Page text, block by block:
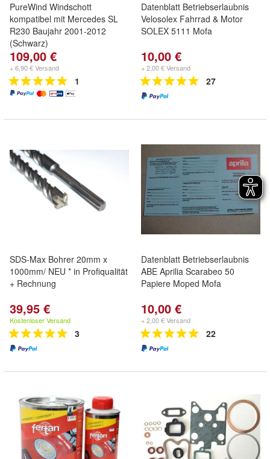
PureWind Windschott
kompatibel mit Mercedes SL
R230 Baujahr 2001-2012
(Schwarz)
109,00 €
+ 6,90 € Versand
1
Datenblatt Betriebserlaubnis
Velosolex Fahrrad & Motor
SOLEX 5111 Mofa
10,00 €
+ 2,00 € Versand
27
SDS-Max Bohrer 20mm x
1000mm/ NEU * in Profiqualität
+ Rechnung
39,95 €
Kostenloser Versand
3
Datenblatt Betriebserlaubnis
ABE Aprilia Scarabeo 50
Papiere Moped Mofa
10,00 €
+ 2,00 € Versand
22